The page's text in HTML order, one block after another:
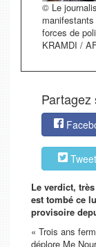
© Le
forces de
KRAMDI /
Partagez
Le verdict,
est tombé ce
provisoire
« Trois ans
déplore Me